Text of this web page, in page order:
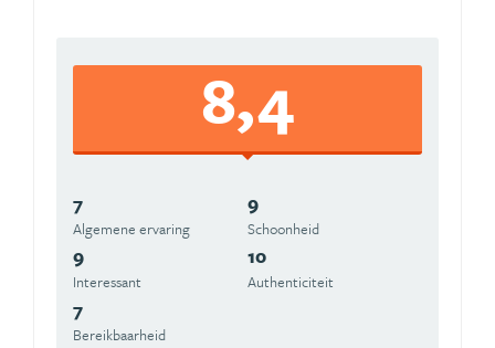
8,4
7
Algemene ervaring
9
Schoonheid
9
Interessant
10
Authenticiteit
7
Bereikbaarheid